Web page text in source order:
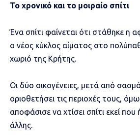
Το χρονικό και το μοιραίο σπίτι
Ένα σπίτι φαίνεται ότι στάθηκε η
ο νέος κύκλος αίματος στο
χωριό της Κρήτης.
Οι δύο οικογένειες, μετά από
οριοθετήσει τις περιοχές τους,
αποφάσισε να χτίσει σπίτι εκεί
άλλης.